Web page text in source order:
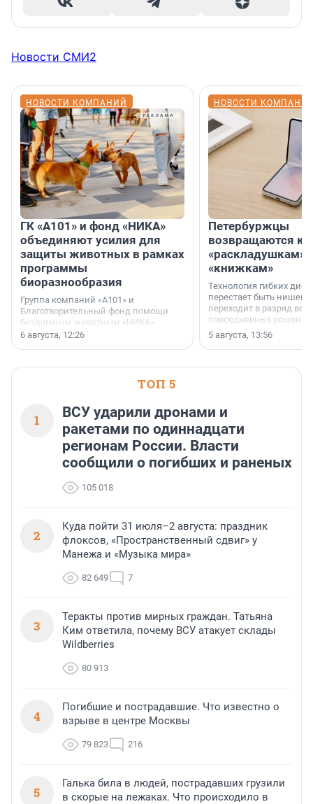
Новости СМИ2
НОВОСТИ КОМПАНИЙ
ГК «А101» и фонд «НИКА»
объединяют усилия для
защиты животных в рамках
программы
биоразнообразия
Группа компаний «А101» и
Благотворительный фонд помощи
бездомным животным «НИКА»
заключили соглашение о
6 августа, 12:26
НОВОСТИ
Петербуржцы
возвращаются к
«раскладушкам»
«книжкам»
Технология гибких
перестает быть
переходит в разряд
повседневных
5 августа, 13:56
ТОП 5
1
ВСУ ударили дронами и
ракетами по одиннадцати
регионам России. Власти
сообщили о погибших и раненых
105 018
2
Куда пойти 31 июля–2 августа: праздник
флоксов, «Пространственный сдвиг» у
Манежа и «Музыка мира»
82 649 7
3
Теракты против мирных граждан. Татьяна
Ким ответила, почему ВСУ атакует склады
Wildberries
80 913
4
Погибшие и пострадавшие. Что известно о
взрыве в центре Москвы
79 823 216
5
Галька била в людей, пострадавших грузили
в скорые на лежаках. Что происходило в